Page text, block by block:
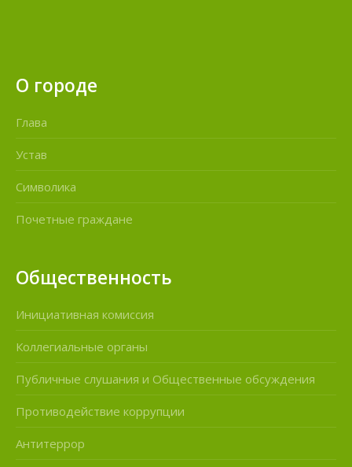
О городе
Глава
Устав
Символика
Почетные граждане
Общественность
Инициативная комиссия
Коллегиальные органы
Публичные слушания и Общественные обсуждения
Противодействие коррупции
Антитеррор